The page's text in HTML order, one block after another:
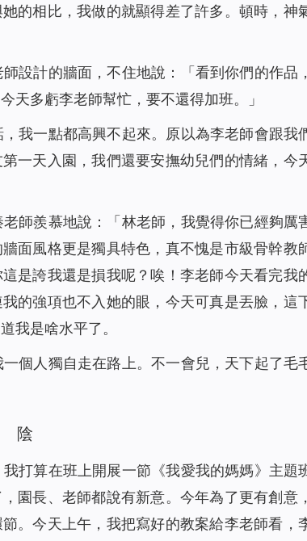
的相比，我做的就顯得差了許多。頓時，神
設計的牆面，不住地說：「看到你們的作品
天多虧李老師幫忙，要不還得加班。」
我一點都高興不起來。原以為李老師會跟我
一天入園，我們還要安撫幼兒們的情緒，今
師羨慕地說：「林老師，我覺得你已經夠厲
面風格更是獨具特色，真不愧是市級骨幹教
是誇我還是損我呢？唉！李老師今天看完我
的強項也不入她的眼，今天可真是丟臉，這
我是啥水平了。
個人獨自走在路上。不一會兒，天下起了毛
陰
打算在班上開展一節《我愛我的媽媽》主題
園長、老師都說有新意。今年為了更有創意
。今天上午，我把寫好的教案給李老師看，